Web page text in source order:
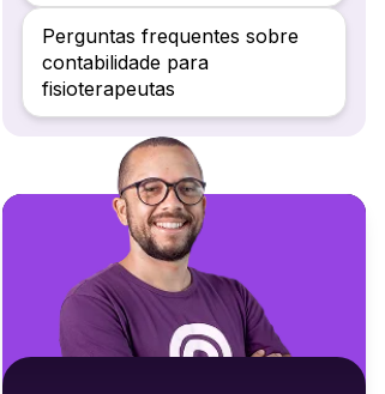
Perguntas frequentes sobre
contabilidade para
fisioterapeutas